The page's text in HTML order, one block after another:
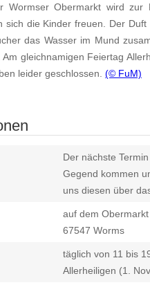
Wormser Obermarkt wird zur
sich die Kinder freuen. Der
das Wasser im Mund
gleichnamigen Feiertag
leider geschlossen. (© FuM)
Der nächste
Gegend kommen
uns diesen über
auf dem
67547 Worms
täglich von 11 bis
Allerheiligen (1.